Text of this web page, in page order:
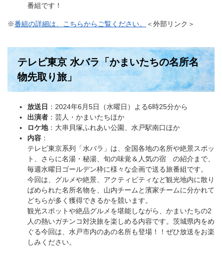
番組です！
※番組の詳細は、こちらからご覧ください。 ＜外部リンク＞
テレビ東京 水バラ「かまいたちの名所名
物先取り旅」
放送日 ：2024年6月5日（水曜日）よる6時25分から
出演者 ：芸人・かまいたちほか
ロケ地：大串貝塚ふれあい公園、水戸駅南口ほか
内容 ：​
テレビ東京系列「水バラ」は、全国各地の名所や絶景スポッ
ト、さらに名湯・秘湯、旬の味覚＆人気の宿 の紹介まで、
毎週水曜日ゴールデン枠に様々な企画で送る旅番組です。
今回は、グルメや絶景、アクティビティなど観光地内に散り
ばめられた名所名物を、山内チームと濱家チームに分かれて
どちらが多く獲得できるかを競います。
観光スポットや絶品グルメを堪能しながら、かまいたちの2
人の熱いガチンコ対決旅を楽しめる内容です。茨城県内をめ
ぐる今回は、水戸市内のあの名所も登場！！ぜひ放送をお楽
しみください。